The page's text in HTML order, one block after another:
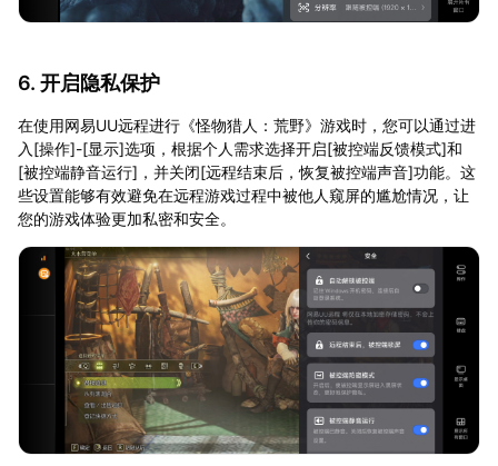
6. 开启隐私保护
在使用网易UU远程进行《怪物猎人：荒野》游戏时，您可以通过进
入[操作]-[显示]选项，根据个人需求选择开启[被控端反馈模式]和
[被控端静音运行]，并关闭[远程结束后，恢复被控端声音]功能。这
些设置能够有效避免在远程游戏过程中被他人窥屏的尴尬情况，让
您的游戏体验更加私密和安全。